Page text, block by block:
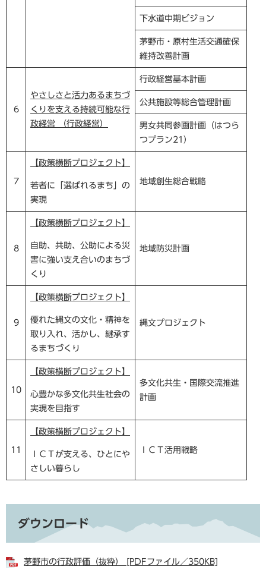
下水道中期ビジョン
茅野市・原村生活交通確保
維持改善計画
6
やさしさと活力あるまちづ
くりを支える持続可能な行
政経営 （行政経営）
行政経営基本計画
公共施設等総合管理計画
男女共同参画計画（はつら
つプラン21）
7
【政策横断プロジェクト】
若者に「選ばれるまち」の
実現
地域創生総合戦略
8
【政策横断プロジェクト】
自助、共助、公助による災
害に強い支え合いのまちづ
くり
地域防災計画
9
【政策横断プロジェクト】
優れた縄文の文化・精神を
取り入れ、活かし、継承す
るまちづくり
縄文プロジェクト
10
【政策横断プロジェクト】
心豊かな多文化共生社会の
実現を目指す
多文化共生・国際交流推進
計画
11
【政策横断プロジェクト】
ＩＣＴが支える、ひとにや
さしい暮らし
ＩＣＴ活用戦略
ダウンロード
茅野市の行政評価（抜粋） [PDFファイル／350KB]